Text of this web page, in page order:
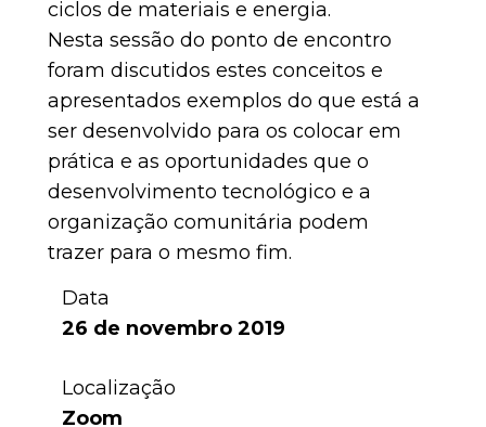
ciclos de materiais e energia.
Nesta sessão do ponto de encontro
foram discutidos estes conceitos e
apresentados exemplos do que está a
ser desenvolvido para os colocar em
prática e as oportunidades que o
desenvolvimento tecnológico e a
organização comunitária podem
trazer para o mesmo fim.
Data
26 de novembro 2019
Localização
Zoom